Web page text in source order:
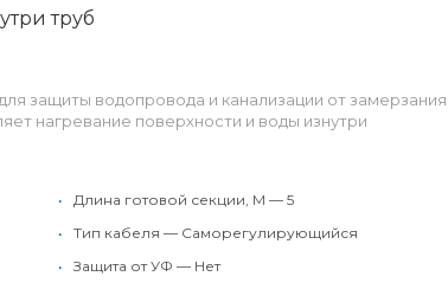
труб
защиты водопровода и канализации от замерзания
нагревание поверхности и воды изнутри
•
Длина готовой секции, М — 5
•
Тип кабеля — Саморегулирующийся
•
Защита от УФ — Нет